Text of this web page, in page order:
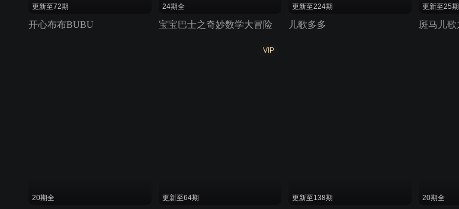
更新至72期
开心布布BUBU
24期全
宝宝巴士之奇妙数学大冒险
更新至224期
儿歌多多
更新至25期
20期全
VIP
更新至64期 更新至138期 20期全